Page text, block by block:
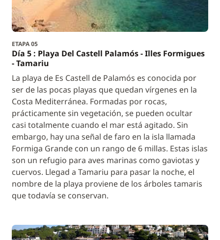
ETAPA 05
Día 5 : Playa Del Castell Palamós - Illes Formigues
- Tamariu
La playa de Es Castell de Palamós es conocida por
ser de las pocas playas que quedan vírgenes en la
Costa Mediterránea. Formadas por rocas,
prácticamente sin vegetación, se pueden ocultar
casi totalmente cuando el mar está agitado. Sin
embargo, hay una señal de faro en la isla llamada
Formiga Grande con un rango de 6 millas. Estas islas
son un refugio para aves marinas como gaviotas y
cuervos. Llegad a Tamariu para pasar la noche, el
nombre de la playa proviene de los árboles tamaris
que todavía se conservan.